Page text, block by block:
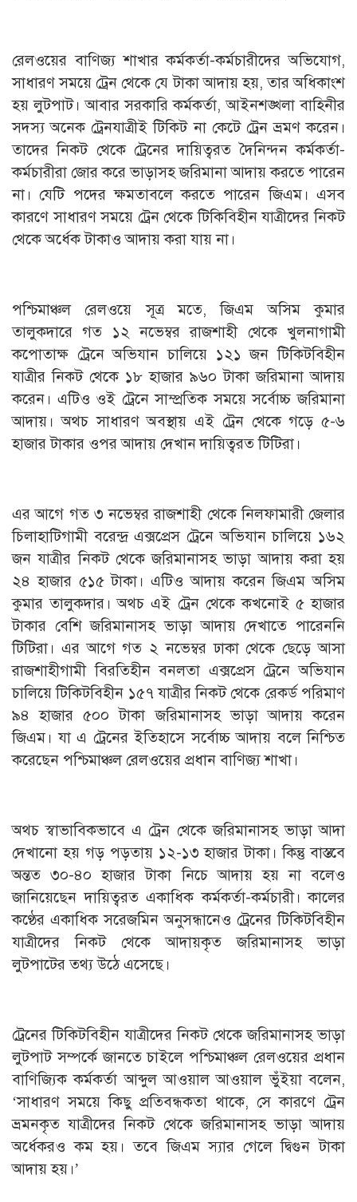
রেলওয়ের বাণিজ্য শাখার কর্মকর্তা-কর্মচারীদের অভিযোগ,
সাধারণ সময়ে ট্রেন থেকে যে টাকা আদায় হয়, তার অধিকাংশ
হয় লুটপাট। আবার সরকারি কর্মকর্তা, আইনশঙ্খলা বাহিনীর
সদস্য অনেক ট্রেনযাত্রীই টিকিট না কেটে ট্রেন ভ্রমণ করেন।
তাদের নিকট থেকে ট্রেনের দায়িত্বরত দৈনিন্দন কর্মকর্তা-
কর্মচারীরা জোর করে ভাড়াসহ জরিমানা আদায় করতে পারেন
না। যেটি পদের ক্ষমতাবলে করতে পারেন জিএম। এসব
কারণে সাধারণ সময়ে ট্রেন থেকে টিকিবিহীন যাত্রীদের নিকট
থেকে অর্ধেক টাকাও আদায় করা যায় না।
পশ্চিমাঞ্চল রেলওয়ে সূত্র মতে, জিএম অসিম কুমার
তালুকদারে গত ১২ নভেম্বর রাজশাহী থেকে খুলনাগামী
কপোতাক্ষ ট্রেনে অভিযান চালিয়ে ১২১ জন টিকিটবিহীন
যাত্রীর নিকট থেকে ১৮ হাজার ৯৬০ টাকা জরিমানা আদায়
করেন। এটিও ওই ট্রেনে সাম্প্রতিক সময়ে সর্বোচ্চ জরিমানা
আদায়। অথচ সাধারণ অবস্থায় এই ট্রেন থেকে গড়ে ৫-৬
হাজার টাকার ওপর আদায় দেখান দায়িত্বরত টিটিরা।
এর আগে গত ৩ নভেম্বর রাজশাহী থেকে নিলফামারী জেলার
চিলাহাটিগামী বরেন্দ্র এক্সপ্রেস ট্রেনে অভিযান চালিয়ে ১৬২
জন যাত্রীর নিকট থেকে জরিমানাসহ ভাড়া আদায় করা হয়
২৪ হাজার ৫১৫ টাকা। এটিও আদায় করেন জিএম অসিম
কুমার তালুকদার। অথচ এই ট্রেন থেকে কখনোই ৫ হাজার
টাকার বেশি জরিমানাসহ ভাড়া আদায় দেখাতে পারেননি
টিটিরা। এর আগে গত ২ নভেম্বর ঢাকা থেকে ছেড়ে আসা
রাজশাহীগামী বিরতিহীন বনলতা এক্সপ্রেস ট্রেনে অভিযান
চালিয়ে টিকিটবিহীন ১৫৭ যাত্রীর নিকট থেকে রেকর্ড পরিমাণ
৯৪ হাজার ৫০০ টাকা জরিমানাসহ ভাড়া আদায় করেন
জিএম। যা এ ট্রেনের ইতিহাসে সর্বোচ্চ আদায় বলে নিশ্চিত
করেছেন পশ্চিমাঞ্চল রেলওয়ের প্রধান বাণিজ্য শাখা।
অথচ স্বাভাবিকভাবে এ ট্রেন থেকে জরিমানাসহ ভাড়া আদা
দেখানো হয় গড় পড়তায় ১২-১৩ হাজার টাকা। কিন্তু বাস্তবে
অন্তত ৩০-৪০ হাজার টাকা নিচে আদায় হয় না বলেও
জানিয়েছেন দায়িত্বরত একাধিক কর্মকর্তা-কর্মচারী। কালের
কণ্ঠের একাধিক সরেজমিন অনুসন্ধানেও ট্রেনের টিকিটবিহীন
যাত্রীদের নিকট থেকে আদায়কৃত জরিমানাসহ ভাড়া
লুটপাটের তথ্য উঠে এসেছে।
ট্রেনের টিকিটবিহীন যাত্রীদের নিকট থেকে জরিমানাসহ ভাড়া
লুটপাট সম্পর্কে জানতে চাইলে পশ্চিমাঞ্চল রেলওয়ের প্রধান
বাণিজ্যিক কর্মকর্তা আব্দুল আওয়াল আওয়াল ভুঁইয়া বলেন,
‘সাধারণ সময়ে কিছু প্রতিবন্ধকতা থাকে, সে কারণে ট্রেন
ভ্রমনকৃত যাত্রীদের নিকট থেকে জরিমানাসহ ভাড়া আদায়
অর্ধেকরও কম হয়। তবে জিএম স্যার গেলে দ্বিগুন টাকা
আদায় হয়।’